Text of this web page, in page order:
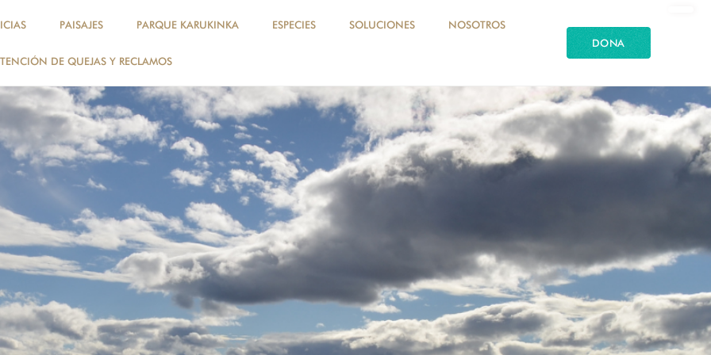
PAISAJES PARQUE KARUKINKA ESPECIES SOLUCIONES NOSOTROS
DE QUEJAS Y RECLAMOS
DONA